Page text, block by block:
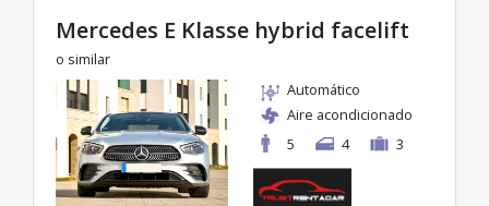
Mercedes E Klasse hybrid facelift
o similar
Automático
Aire acondicionado
5
4 3